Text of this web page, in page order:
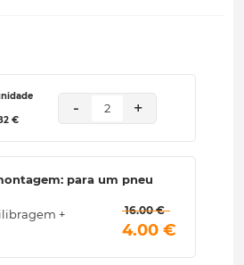
€
- 2 +
para um pneu
+
16.00 €
4.00 €